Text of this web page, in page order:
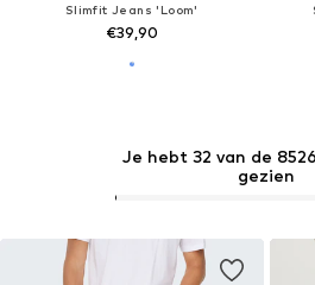
Slimfit Jeans 'Loom'
€39,90
Je hebt 32 van de
gezien